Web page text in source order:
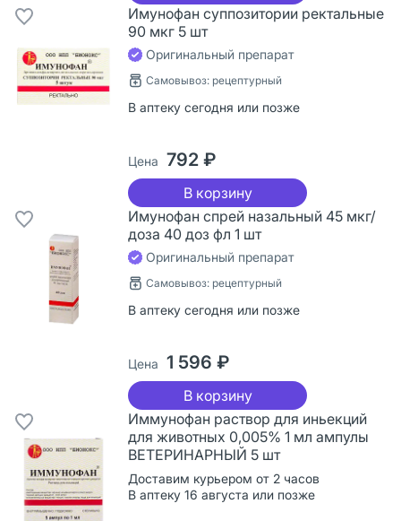
Имунофан суппозитории ректальные
90 мкг 5 шт
Оригинальный препарат
Самовывоз: рецептурный
В аптеку сегодня или позже
Цена 792 ₽
В корзину
Имунофан спрей назальный 45 мкг/
доза 40 доз фл 1 шт
Оригинальный препарат
Самовывоз: рецептурный
В аптеку сегодня или позже
Цена 1 596 ₽
В корзину
Иммунофан раствор для иньекций
для животных 0,005% 1 мл ампулы
ВЕТЕРИНАРНЫЙ 5 шт
Доставим курьером от 2 часов
В аптеку 16 августа или позже